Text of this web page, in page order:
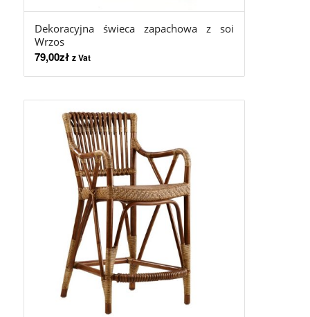
Dekoracyjna świeca zapachowa z soi
Wrzos
79,00zł z Vat